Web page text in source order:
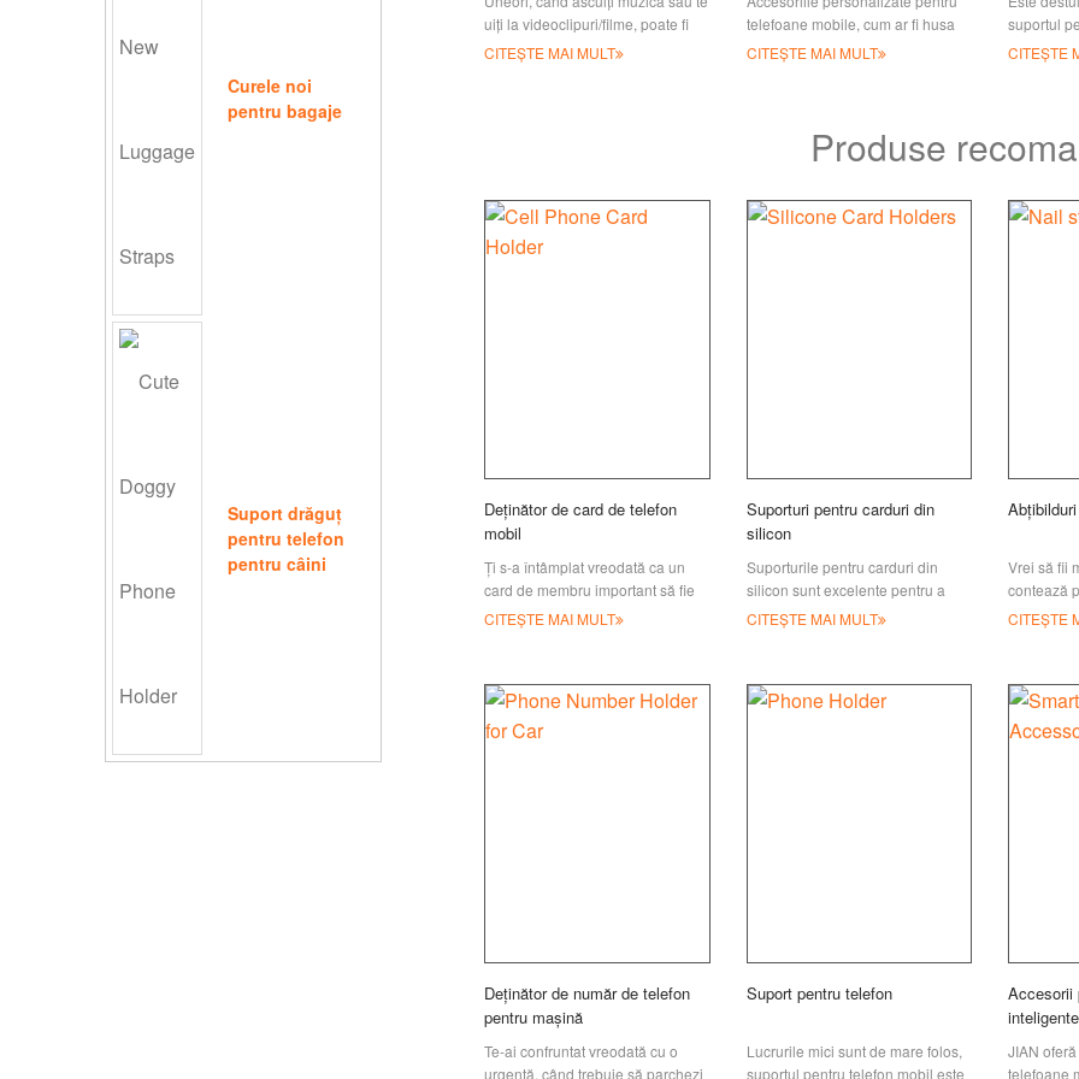
Curele noi
pentru bagaje
Suport drăguț
pentru telefon
pentru câini
uiți la videoclipuri/filme, poate fi
obositor să ții telefonul mobil
ridicat. Atunci vei
CITEȘTE MAI MULT
telefoane mobile, cum ar fi husa
telefonului, cureaua telefonului,
talismanul pentru telefon, dopul
CITEȘTE MAI MULT
suportul
telefon cu
uri de
CITEȘTE
Produse
Deținător de card de telefon
mobil
Ți s-a întâmplat vreodată ca un
card de membru important să fie
uitat undeva când ai vrut să-l
folosești? Această nouă inovație
CITEȘTE MAI MULT
Suporturi pentru carduri din
silicon
Suporturile pentru carduri din
silicon sunt excelente pentru a
ține diverse carduri, bilete, acte de
identitate, numerar, căști și multe
CITEȘTE MAI MULT
Vrei să fii
contează
afacerea
prezentăm
CITEȘTE
Deținător de număr de telefon
pentru mașină
Te-ai confruntat vreodată cu o
urgență, când trebuie să parchezi
Suport pentru telefon
Lucrurile mici sunt de mare folos,
suportul pentru telefon mobil este
Accesorii
inteligente
JIAN
telefoane